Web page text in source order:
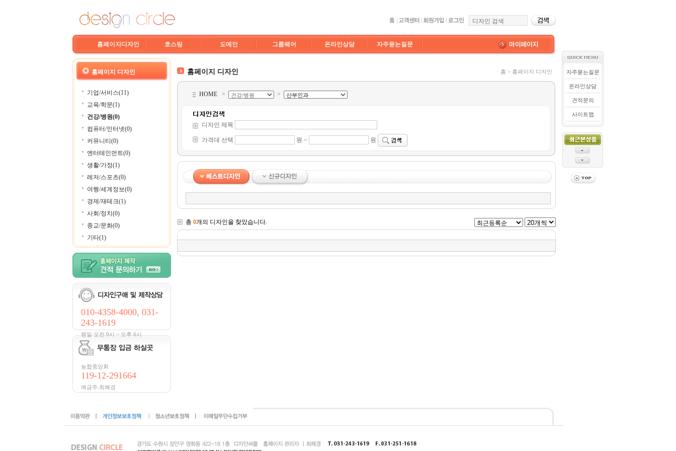
홈페이지디자인 호스팅 도메인 그룹웨어 온라인상담 자주묻는질문
홈페이지 디자인
기업/서비스(11)
교육/학문(1)
건강/병원(0)
컴퓨터/인터넷(0)
커뮤니티(0)
엔터테인먼트(0)
생활/가정(1)
레저/스포츠(0)
여행/세계정보(0)
경제/재테크(1)
사회/정치(0)
종교/문화(0)
기타(1)
010-4358-4000, 031-
243-1619
평일 오전 9시 ~ 오후 6시
농협중앙회
119-12-291664
예금주:최혜경
홈페이지 디자인 홈 > 홈페이지 디자인
HOME > >
디자인 제목
가격대 선택 원 ~ 원
총 0개의 디자인을 찾았습니다.
자주묻는질문
온라인상담
견적문의
사이트맵